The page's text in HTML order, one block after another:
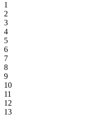
1
2
3
4
5
6
7
8
9
10
11
12
13